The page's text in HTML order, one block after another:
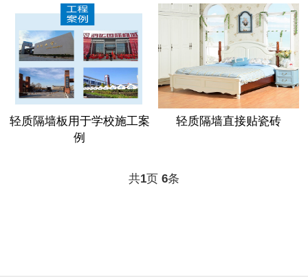
轻质隔墙板用于学校施工案
例
轻质隔墙直接贴瓷砖
共1页 6条